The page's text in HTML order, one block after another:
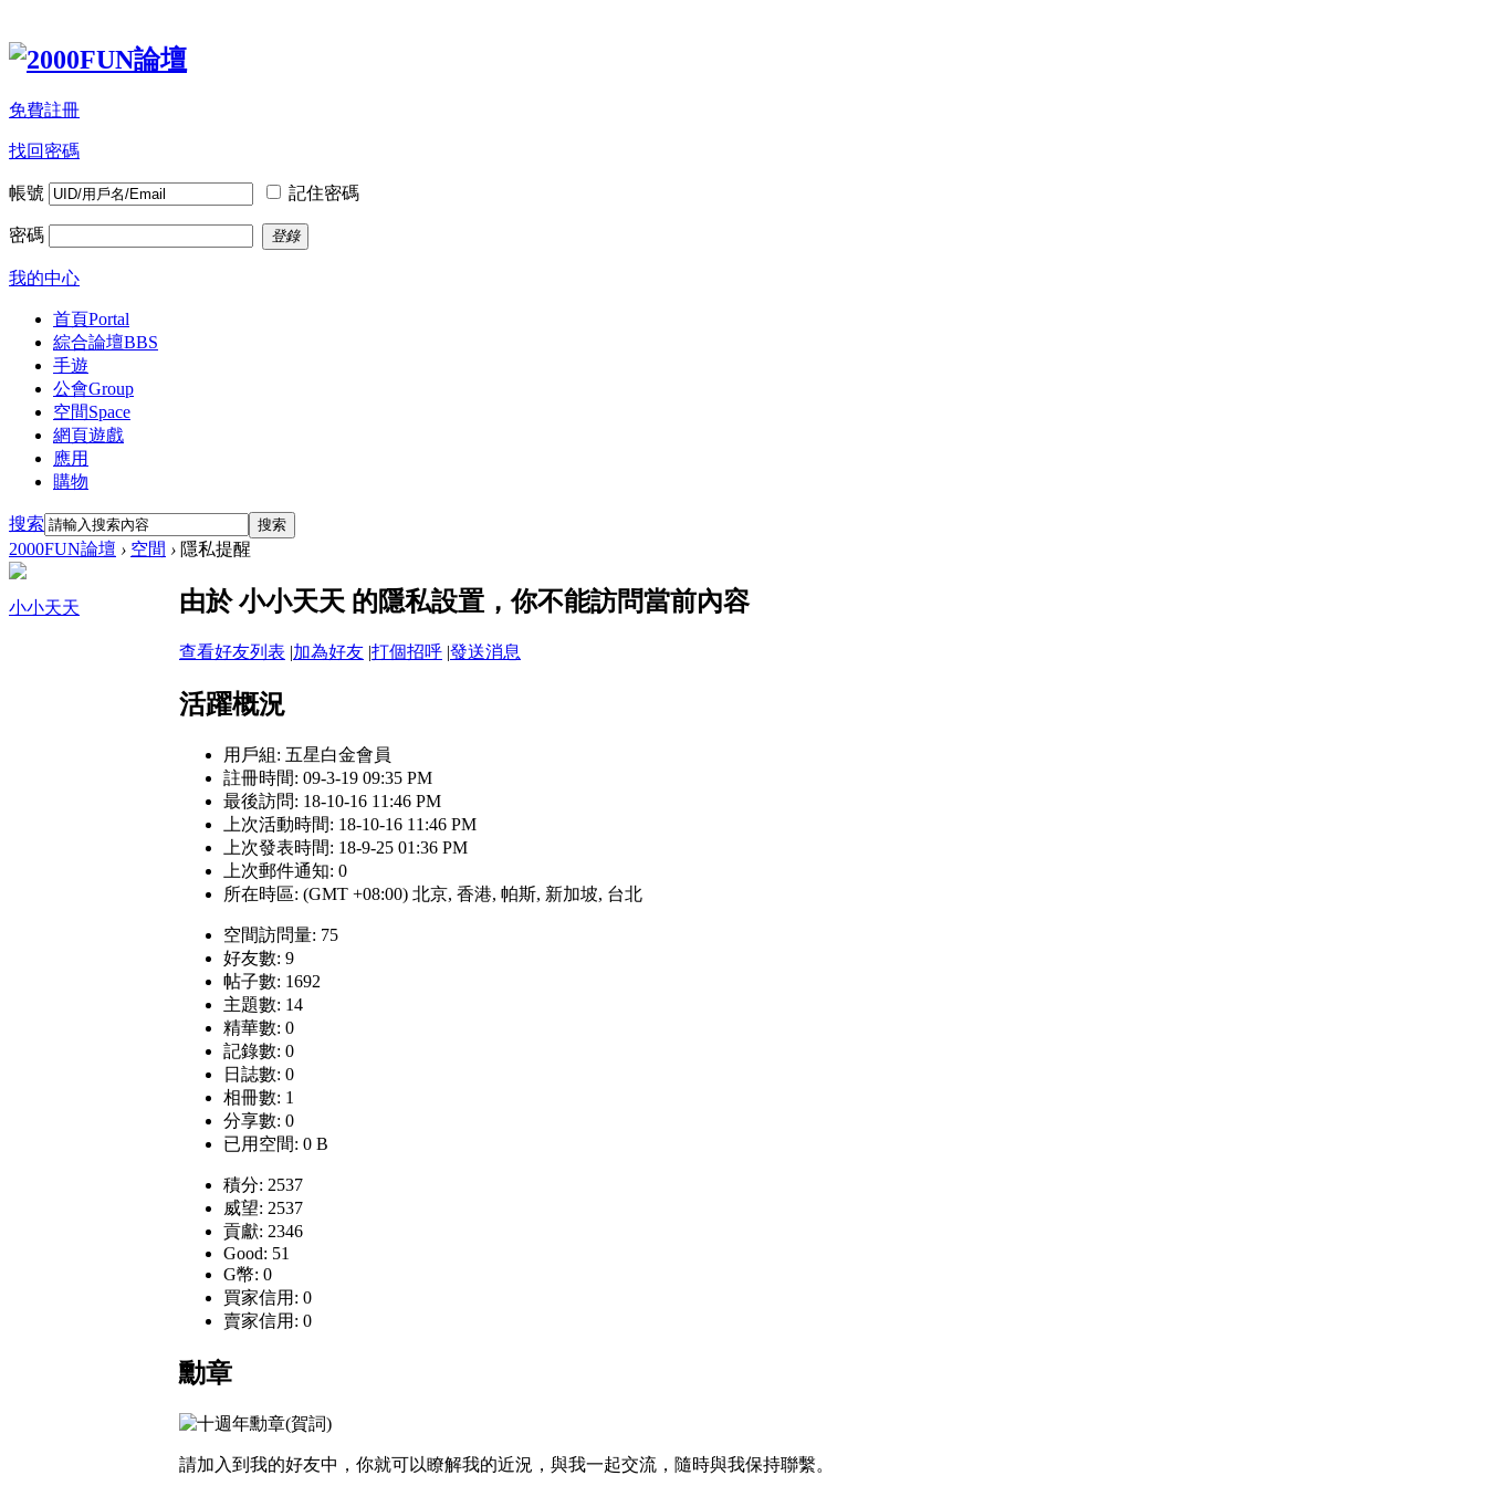
免費註冊
找回密碼
帳號 記住密碼
密碼 登錄
我的中心
首頁Portal
綜合論壇BBS
手遊
公會Group
空間Space
網頁遊戲
應用
購物
搜索 搜索
2000FUN論壇 › 空間 › 隱私提醒
小小天天 由於 小小天天 的隱私設置，你不能訪問當前內容
查看好友列表 |加為好友 |打個招呼 |發送消息
活躍概況
用戶組: 五星白金會員
註冊時間: 09-3-19 09:35 PM
最後訪問: 18-10-16 11:46 PM
上次活動時間: 18-10-16 11:46 PM
上次發表時間: 18-9-25 01:36 PM
上次郵件通知: 0
所在時區: (GMT +08:00) 北京, 香港, 帕斯, 新加坡, 台北
空間訪問量: 75
好友數: 9
帖子數: 1692
主題數: 14
精華數: 0
記錄數: 0
日誌數: 0
相冊數: 1
分享數: 0
已用空間: 0 B
積分: 2537
威望: 2537
貢獻: 2346
Good: 51
G幣: 0
買家信用: 0
賣家信用: 0
勳章
請加入到我的好友中，你就可以瞭解我的近況，與我一起交流，隨時與我保持聯繫。